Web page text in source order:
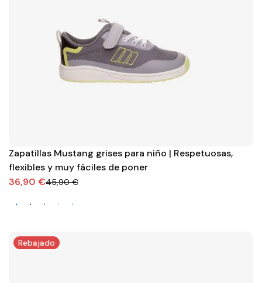
Zapatillas Mustang grises para niño | Respetuosas,
flexibles y muy fáciles de poner
36,90 €45,90 €
Rebajado